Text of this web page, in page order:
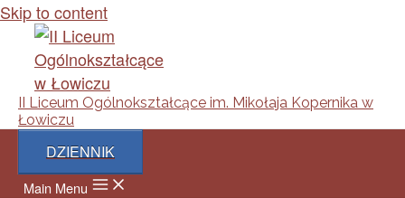
Skip to content
II Liceum Ogólnokształcące im. Mikołaja Kopernika w
Łowiczu
DZIENNIK
Main Menu